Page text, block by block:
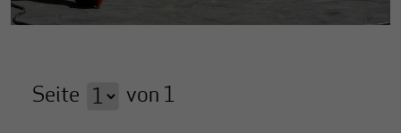
Seite von 1